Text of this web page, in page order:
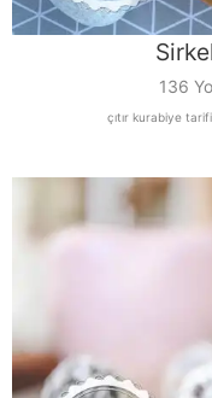
136
çıtır kurabiye tarifi